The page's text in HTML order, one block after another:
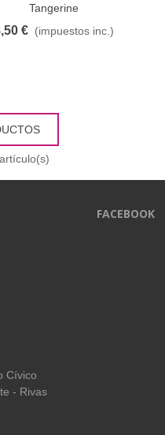
Tangerine
€ (impuestos inc.)
Cívico
- Rivas
FACEBOOK